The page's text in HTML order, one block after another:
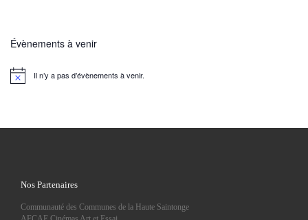
Évènements à venir
e
Il n’y a pas d’évènements à venir.
Nos Partenaires
Communauté des Communes de la Haute Saintonge